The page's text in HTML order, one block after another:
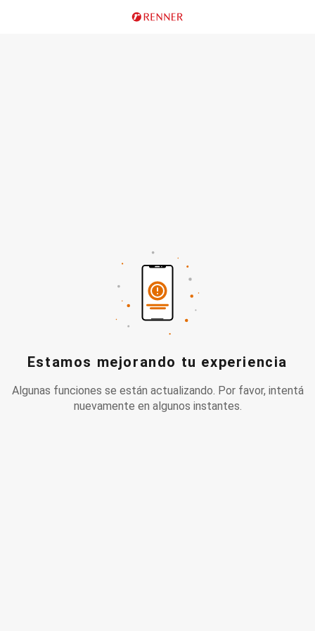
Estamos mejorando tu experiencia
Algunas funciones se están actualizando. Por favor, intentá
nuevamente en algunos instantes.